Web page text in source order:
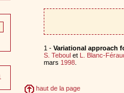
1 - Variational approach
S. Teboulet L. Blanc-
mars 1998.
haut de la page